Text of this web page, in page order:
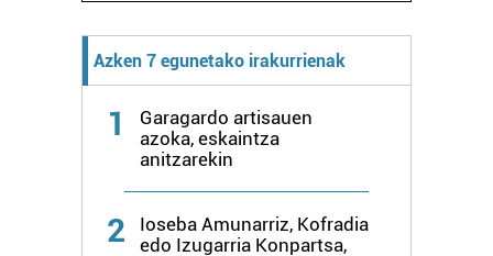
Azken 7 egunetako irakurrienak
1
Garagardo artisauen
azoka, eskaintza
anitzarekin
2
Ioseba Amunarriz, Kofradia
edo Izugarria Konpartsa,